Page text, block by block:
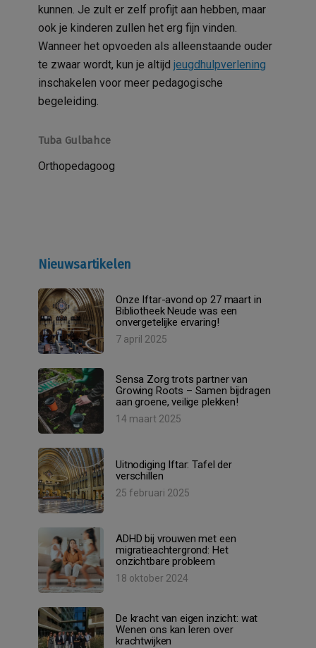
kunnen. Je zult er zelf profijt aan hebben, maar
ook je kinderen zullen het erg fijn vinden.
Wanneer het opvoeden als alleenstaande ouder
te zwaar wordt, kun je altijd jeugdhulpverlening
inschakelen voor meer pedagogische
begeleiding.
Tuba Gulbahce
Orthopedagoog
Nieuwsartikelen
Onze Iftar-avond op 27 maart in
Bibliotheek Neude was een
onvergetelijke ervaring!
7 april 2025
Sensa Zorg trots partner van
Growing Roots – Samen bijdragen
aan groene, veilige plekken!
14 maart 2025
Uitnodiging Iftar: Tafel der
verschillen
25 februari 2025
ADHD bij vrouwen met een
migratieachtergrond: Het
onzichtbare probleem
18 oktober 2024
De kracht van eigen inzicht: wat
Wenen ons kan leren over
krachtwijken